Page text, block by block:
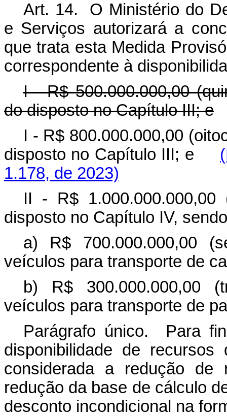
Art. 14. O Ministério do
e Serviços autorizará a
que trata esta Medida
correspondente à
I - R$ 500.000.000,00
do disposto no Capítulo III; e
I - R$ 800.000.000,00
disposto no Capítulo III; e
1.178, de 2023)
II - R$
disposto no Capítulo IV,
a) R$ 700.000.000,00
veículos para transporte de
b) R$ 300.000.000,00
veículos para transporte de
Parágrafo único. Para
disponibilidade de
considerada a redução de
redução da base de cálculo
desconto incondicional na